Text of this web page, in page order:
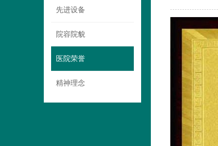
先进设备
院容院貌
医院荣誉
精神理念